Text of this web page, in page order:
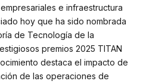
e infraestructura
hoy que ha sido nombrada
de Tecnología de la
premios 2025 TITAN
destaca el impacto de
de las operaciones de